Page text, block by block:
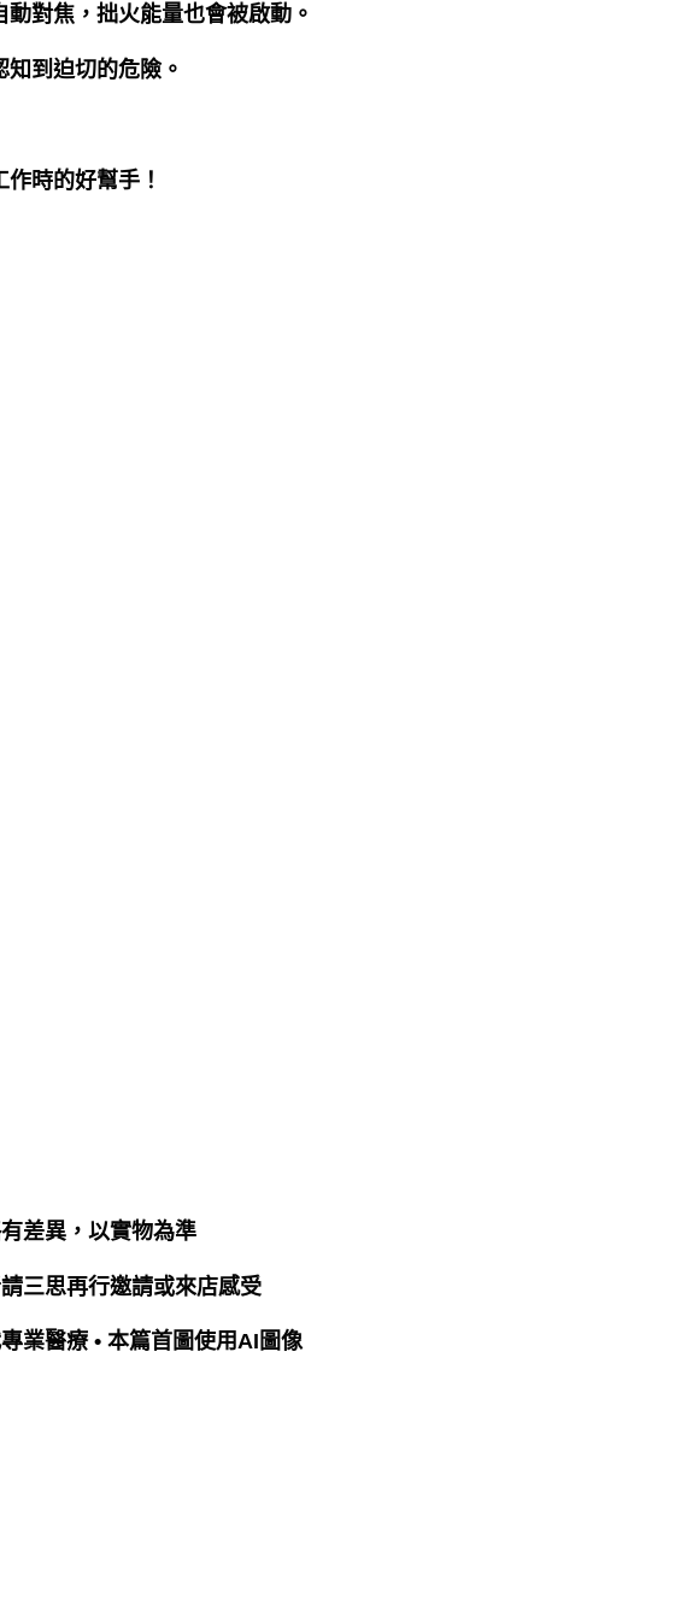
對焦，拙火能量也會被啟動。
到迫切的危險。
時的好幫手！
差異，以實物為準
三思再行邀請或來店感受
業醫療 • 本篇首圖使用AI圖像